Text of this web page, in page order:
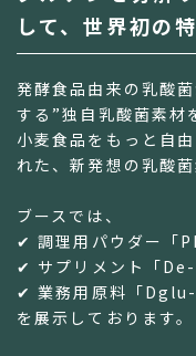
して、世界初の
発酵食品由来の乳酸
する”独自乳酸菌素材
小麦食品をもっと自
れた、新発想の乳酸
ブースでは、
✔ 調理用パウダー「
✔ サプリメント「De-
✔ 業務用原料「
を展示しております。